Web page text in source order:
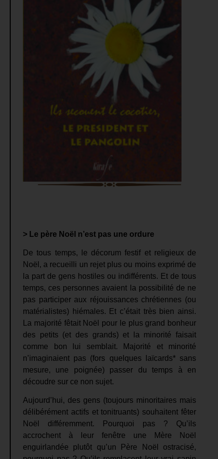
> Le père Noël n’est pas une ordure
De tous temps, le décorum festif et religieux de
Noël, a recueilli un rejet plus ou moins exprimé de
la part de gens hostiles ou indifférents. Et de tous
temps, ces personnes avaient la possibilité de ne
pas participer aux réjouissances chrétiennes (ou
matérialistes) hiémales. Et c’était très bien ainsi.
La majorité fêtait Noël pour le plus grand bonheur
des petits (et des grands) et la minorité faisait
comme bon lui semblait. Majorité et minorité
n’imaginaient pas (fors quelques laïcards* sans
mesure, une poignée) passer du temps à en
découdre sur ce non sujet.
Aujourd’hui, des gens (toujours minoritaires mais
délibérément actifs et tonitruants) souhaitent fêter
Noël différemment. Pourquoi pas ? Qu’ils
accrochent à leur fenêtre une Mère Noël
enguirlandée plutôt qu’un Père Noël ostracisé,